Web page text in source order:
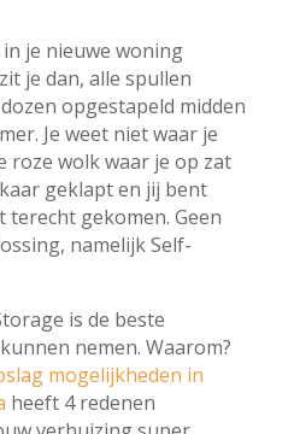
je nieuwe woning
je dan, alle spullen
opgestapeld midden
Je weet niet waar je
roze wolk waar je op zat
geklapt en jij bent
gekomen. Geen
namelijk Self-
is de beste
nemen. Waarom?
mogelijkheden in
heeft 4 redenen